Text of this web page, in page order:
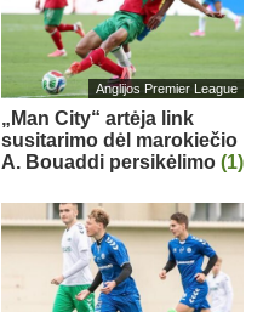
Anglijos Premier League
„Man City“ artėja link
susitarimo dėl marokiečio
A. Bouaddi persikėlimo (1)